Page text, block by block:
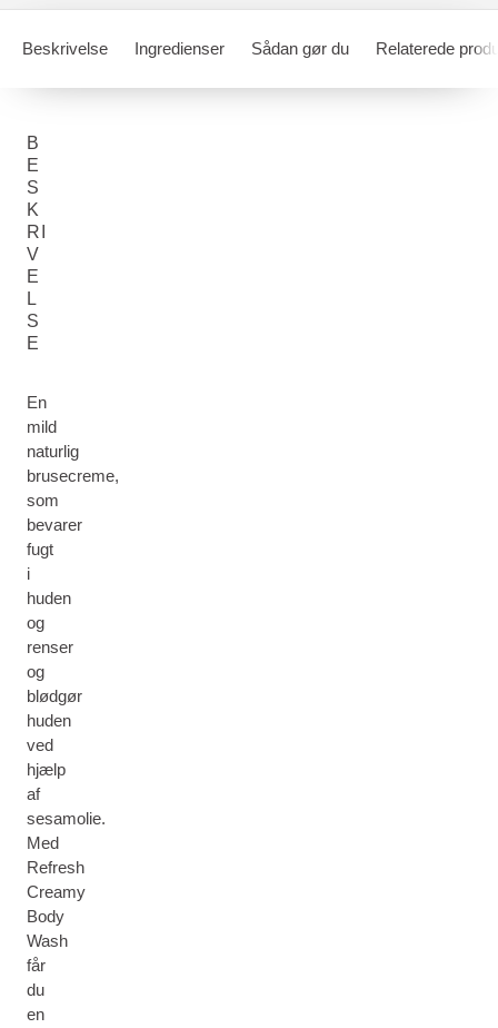
Beskrivelse Ingredienser Sådan gør du Relaterede
B
E
S
K
RI
V
E
L
S
E
En
mild
naturlig
brusecreme,
som
bevarer
fugt
i
huden
og
renser
og
blødgør
huden
ved
hjælp
af
sesamolie.
Med
Refresh
Creamy
Body
Wash
får
du
en